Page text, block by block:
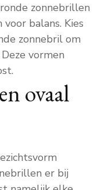
zonnebrillen
balans. Kies
zonnebril om
vormen
ovaal
er bij